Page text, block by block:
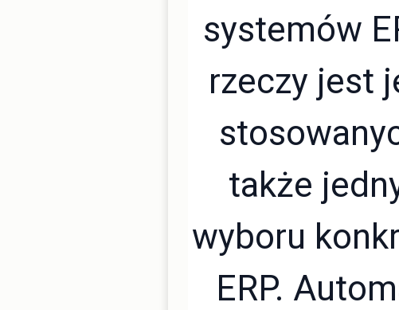
systemów
rzeczy jest
także
wyboru
ERP.